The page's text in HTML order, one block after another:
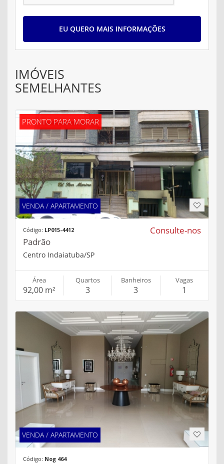
EU QUERO MAIS INFORMAÇÕES
IMÓVEIS
SEMELHANTES
PRONTO PARA MORAR
VENDA / APARTAMENTO
Consulte-nos
Código: LP015-4412
Padrão
Centro Indaiatuba/SP
Área
92,00 m²
Quartos
3
Banheiros
3
Vagas
1
VENDA / APARTAMENTO
Código: Nog 464